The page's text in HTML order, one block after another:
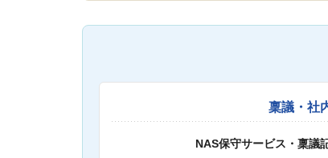
稟議・社
NAS保守サービス・稟議